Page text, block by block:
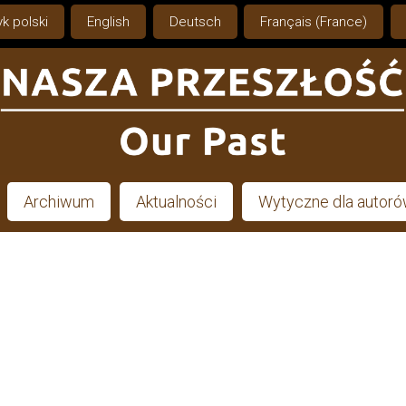
polski English Deutsch Français (France)
Archiwum Aktualności Wytyczne dla